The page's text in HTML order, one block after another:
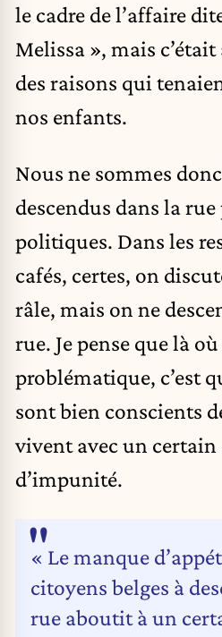
le cadre de l’affaire
Melissa », mais
des raisons qui
nos enfants.
Nous ne sommes
descendus dans la
politiques. Dans les
cafés, certes, on
râle, mais on ne
rue. Je pense que là
problématique, c’est
sont bien conscients
vivent avec un
d’impunité.
« Le manque
citoyens belges à
rue aboutit à un